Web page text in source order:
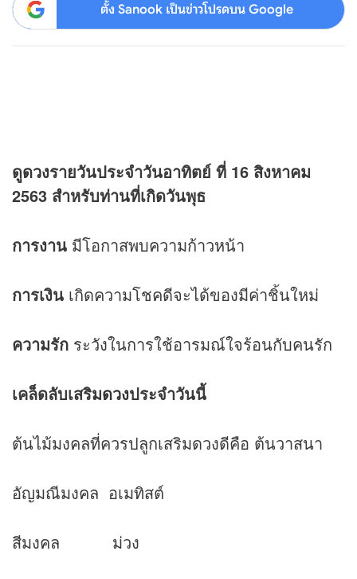
ตั้ง Sanook เป็นข่าวโปรดบน Google
ดูดวงรายวันประจำวันอาทิตย์ ที่ 16 สิงหาคม
2563 สำหรับท่านที่เกิดวันพุธ
การงาน มีโอกาสพบความก้าวหน้า
การเงิน เกิดความโชคดีจะได้ของมีค่าชิ้นใหม่
ความรัก ระวังในการใช้อารมณ์ใจร้อนกับคนรัก
เคล็ดลับเสริมดวงประจำวันนี้
ต้นไม้มงคลที่ควรปลูกเสริมดวงดีคือ ต้นวาสนา
อัญมณีมงคล อเมทิสต์
สีมงคล ม่วง